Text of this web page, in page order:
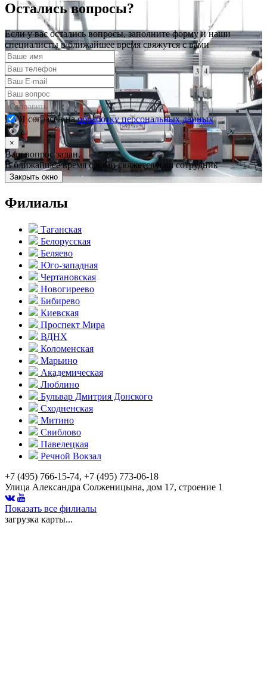
Остались вопросы?
Если у вас остались вопросы, заполните форму и наши
специалисты в ближайшее время свяжутся с вами
Отправить
Я согласен наобработку персональных данных
×
Ваш вопрос задан.
В ближайшее время с вами свяжется наш сотрудник
Закрыть окно
Филиалы
Таганская
Белорусская
Беляево
Юго-западная
Чертановская
Новогиреево
Бибирево
Киевская
Проспект Мира
ВДНХ
Коломенская
Марьино
Академическая
Люблино
Бульвар Дмитрия Донского
Сходненская
Митино
Свиблово
Павелецкая
Речной Вокзал
+7 (495) 766-15-74, +7 (495) 773-06-18
Улица Александра Солженицына, дом 17, строение 1
Показать все филиалы
загрузка карты...